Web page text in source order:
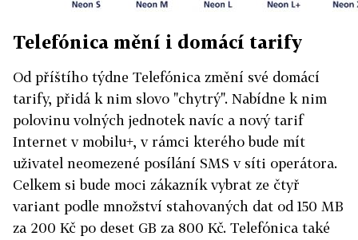
Telefónica mění i domácí tarify
Od příštího týdne Telefónica změní své domácí
tarify, přidá k nim slovo "chytrý". Nabídne k nim
polovinu volných jednotek navíc a nový tarif
Internet v mobilu+, v rámci kterého bude mít
uživatel neomezené posílání SMS v síti operátora.
Celkem si bude moci zákazník vybrat ze čtyř
variant podle množství stahovaných dat od 150 MB
za 200 Kč po deset GB za 800 Kč. Telefónica také